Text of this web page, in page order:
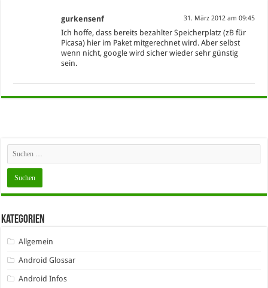
gurkensenf 31. März 2012 am 09:45
Ich hoffe, dass bereits bezahlter Speicherplatz (zB für
Picasa) hier im Paket mitgerechnet wird. Aber selbst
wenn nicht, google wird sicher wieder sehr günstig
sein.
Kategorien
Allgemein
Android Glossar
Android Infos